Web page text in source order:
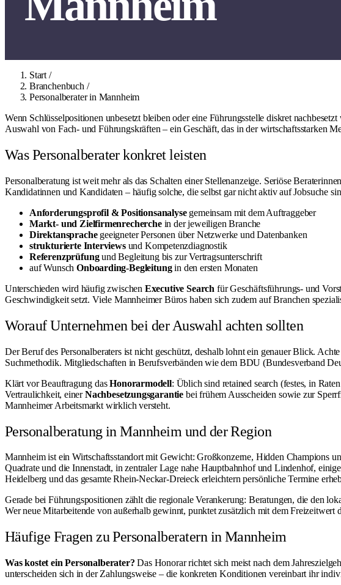
Start /
Branchenbuch /
Personalberater in Mannheim
Wenn Schlüsselpositionen unbesetzt bleiben oder eine Führungsstelle diskret
Auswahl von Fach- und Führungskräften – ein Geschäft, das in der wirtschaftsstarken
Was Personalberater konkret leisten
Personalberatung ist weit mehr als das Schalten einer Stellenanzeige. Seriöse
Kandidatinnen und Kandidaten – häufig solche, die selbst gar nicht aktiv auf Jobsuche
Anforderungsprofil & Positionsanalysegemeinsam mit dem Auftraggeber
Markt- und Zielfirmenrecherchein der jeweiligen Branche
Direktansprachegeeigneter Personen über Netzwerke und Datenbanken
strukturierte Interviewsund Kompetenzdiagnostik
Referenzprüfungund Begleitung bis zur Vertragsunterschrift
auf WunschOnboarding-Begleitungin den ersten Monaten
Unterschieden wird häufig zwischen Executive Search für Geschäftsführungs- und
Geschwindigkeit setzt. Viele Mannheimer Büros haben sich zudem auf Branchen
Worauf Unternehmen bei der Auswahl achten sollten
Der Beruf des Personalberaters ist nicht geschützt, deshalb lohnt ein genauer Blick.
Suchmethodik. Mitgliedschaften in Berufsverbänden wie dem BDU (Bundesverband
Klärt vor Beauftragung dasHonorarmodell: Üblich sind retained search (festes, in
Vertraulichkeit, einerNachbesetzungsgarantie bei frühem Ausscheiden sowie zur
Mannheimer Arbeitsmarkt wirklich versteht.
Personalberatung in Mannheim und der Region
Mannheim ist ein Wirtschaftsstandort mit Gewicht: Großkonzerne, Hidden Champions
Quadrate und die Innenstadt, in zentraler Lage nahe Hauptbahnhof und Lindenhof,
Heidelberg und das gesamte Rhein-Neckar-Dreieck erleichtern persönliche Termine
Gerade bei Führungspositionen zählt die regionale Verankerung: Beratungen, die den
Wer neue Mitarbeitende von außerhalb gewinnt, punktet zusätzlich mit dem
Häufige Fragen zu Personalberatern in Mannheim
Was kostet ein Personalberater? Das Honorar richtet sich meist nach dem
unterscheiden sich in der Zahlungsweise – die konkreten Konditionen vereinbart ihr